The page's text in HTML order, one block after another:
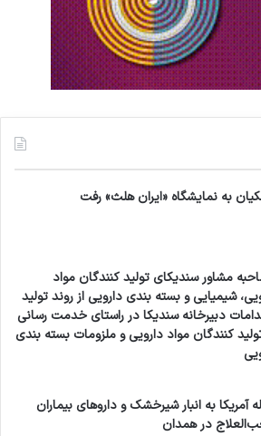
به نمایشگاه «ایران هلث» رفت
مشاور سندیکای تولید کنندگان مواد
شیمیایی و بسته بندی دارویی از روند تولید
دبیرخانه سندیکا در راستای خدمت رسانی
کنندگان مواد دارویی و ملزومات بسته بندی
آمریکا به انبار شیرخشک و داروهای بیماران
در همدان